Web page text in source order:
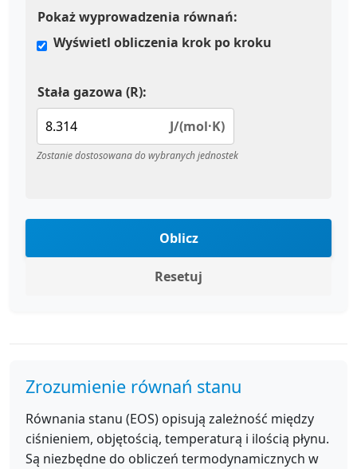
Pokaż wyprowadzenia równań:
Wyświetl obliczenia krok po kroku
Stała gazowa (R):
J/(mol·K)
Zostanie dostosowana do wybranych jednostek
Oblicz
Resetuj
Zrozumienie równań stanu
Równania stanu (EOS) opisują zależność między
ciśnieniem, objętością, temperaturą i ilością płynu.
Są niezbędne do obliczeń termodynamicznych w